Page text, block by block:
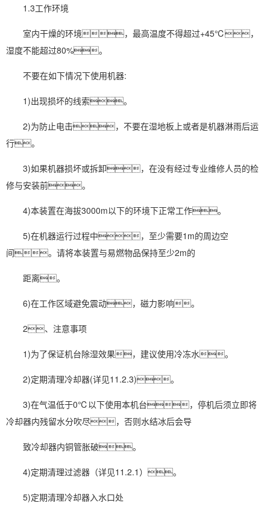
1.3工作环境
室内干燥的环境，最高温度不得超过+45℃，
湿度不能超过80%。
不要在如下情况下使用机器:
1)出现损坏的线索。
2)为防止电击，不要在湿地板上或者是机器淋雨后运
行。
3)如果机器损坏或拆卸，在没有经过专业维修人员的检
修与安装前。
4)本装置在海拔3000m以下的环境下正常工作。
5)在机器运行过程中，至少需要1m的周边空
间。请将本装置与易燃物品保持至少2m的
距离。
6)在工作区域避免震动，磁力影响。
2、注意事项
1)为了保证机台除湿效果，建议使用冷冻水。
2)定期清理冷却器(详见11.2.3)。
3)在气温低于0℃以下使用本机台，停机后须立即将
冷却器内残留水分吹尽，否则水结冰后会导
致冷却器内铜管胀破。
4)定期清理过滤器（详见11.2.1）。
5)定期清理冷却器入水口处